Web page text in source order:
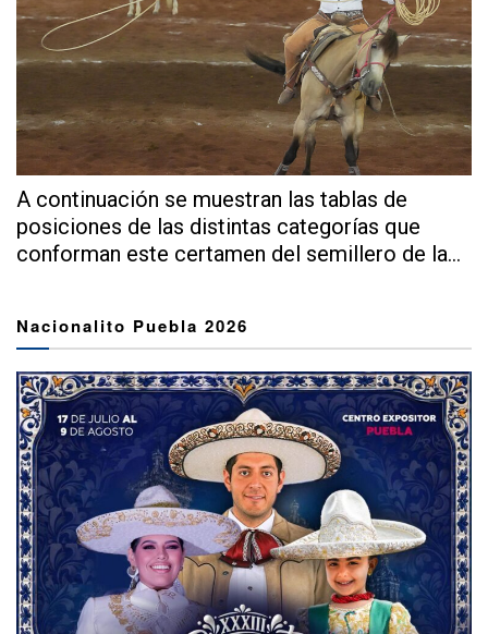
A continuación se muestran las tablas de
posiciones de las distintas categorías que
conforman este certamen del semillero de la...
Nacionalito Puebla 2026